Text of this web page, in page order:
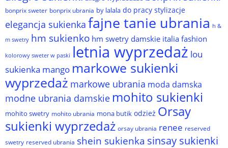
bonprix sweter bonprix ubrania by lalala do pracy stylizacje
elegancja sukienka fajne tanie ubrania h &
m swetry hm sukienko hm swetry damskie italia fashion
kolorowy sweter w paski letnia wyprzedaż lou
sukienka mango markowe sukienki
wyprzedaż markowe ubrania moda damska
modne ubrania damskie mohito sukienki
mohito swetry mohito ubrania mona butik odzież Orsay
sukienki wyprzedaż orsay ubrania renee reserved
swetry reserved ubrania shein sukienka sinsay sukienki